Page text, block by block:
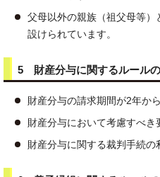
父母以外の親族（祖父母等
設けられています。
5 財産分与に関するルール
財産分与の請求期間が2年か
財産分与において考慮すべき
財産分与に関する裁判手続の